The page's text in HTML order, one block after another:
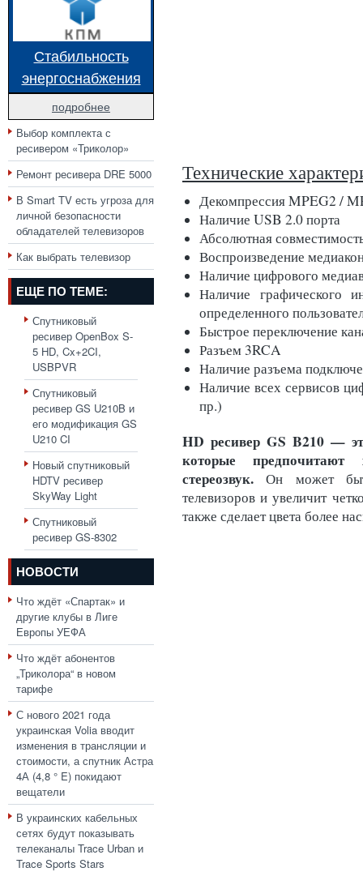
Стабильность
энергоснабжения
подробнее
Выбор комплекта с
ресивером «Триколор»
Ремонт ресивера DRE 5000
В Smart TV есть угроза для
личной безопасности
обладателей телевизоров
Как выбрать телевизор
ЕЩЕ ПО ТЕМЕ:
Спутниковый
ресивер OpenBox S-
5 HD, Cx+2CI,
USBPVR
Спутниковый
ресивер GS U210B и
его модификация GS
U210 CI
Новый спутниковый
HDTV ресивер
SkyWay Light
Спутниковый
ресивер GS-8302
НОВОСТИ
Что ждёт «Спартак» и
другие клубы в Лиге
Европы УЕФА
Что ждёт абонентов
„Триколора“ в новом
тарифе
С нового 2021 года
украинская Volia вводит
изменения в трансляции и
стоимости, а спутник Астра
4А (4,8 ° E) покидают
вещатели
В украинских кабельных
сетях будут показывать
телеканалы Trace Urban и
Trace Sports Stars
Технические
Декомпрессия MPEG2 /
Наличие USB 2.0 порта
Абсолютная
Воспроизведение
Наличие цифрового
Наличие графического
определенного
Быстрое переключение
Разъем 3RCA
Наличие разъема
Наличие всех сервисов
пр.)
HD ресивер GS B210 —
которые
стереозвук.Он может
телевизоров и увеличит
также сделает цвета более